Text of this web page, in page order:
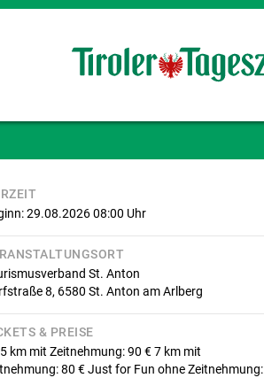
29.08.2026 08:00 Uhr
St. Anton
8, 6580 St. Anton am Arlberg
& PREISE
km mit Zeitnehmung: 90 € 7 km mit
80 € Just for Fun ohne Zeitnehmung: